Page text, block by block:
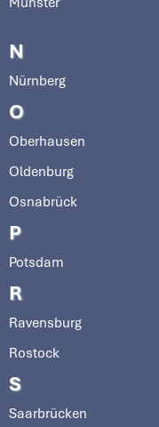
N
Nürnberg
O
Oberhausen
Oldenburg
Osnabrück
P
Potsdam
R
Ravensburg
Rostock
S
Saarbrücken